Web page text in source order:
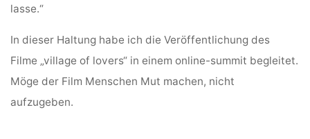
lasse.“
In dieser Haltung habe ich die Veröffentlichung des
Filme „village of lovers“ in einem online-summit begleitet.
Möge der Film Menschen Mut machen, nicht
aufzugeben.